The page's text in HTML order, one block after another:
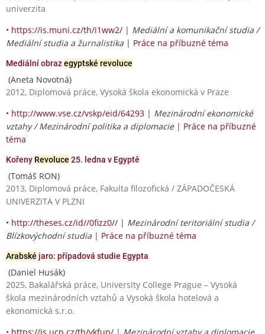
univerzita
• https://is.muni.cz/th/i1ww2/ | Mediální a komunikační studia /
Mediální studia a žurnalistika | Práce na příbuzné téma
Mediální obrazegyptské revoluce
(Aneta Novotná)
2012, Diplomová práce, Vysoká škola ekonomická v Praze
• http://www.vse.cz/vskp/eid/64293 | Mezinárodní ekonomické
vztahy / Mezinárodní politika a diplomacie| Práce na příbuzné
téma
Kořeny Revoluce 25. ledna v Egyptě
(Tomáš RON)
2013, Diplomová práce, Fakulta filozofická / ZÁPADOČESKÁ
UNIVERZITA V PLZNI
• http://theses.cz/id//0fizz0// | Mezinárodní teritoriální studia /
Blízkovýchodní studia | Práce na příbuzné téma
Arabské jaro: případová studie Egypta
(Daniel Husák)
2025, Bakalářská práce, University College Prague – Vysoká
škola mezinárodních vztahů a Vysoká škola hotelová a
ekonomická s.r.o.